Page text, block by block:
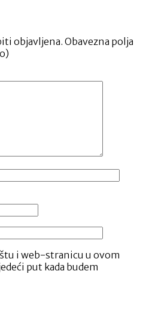
objavljena. Obavezna polja
i web-stranicu u ovom
put kada budem